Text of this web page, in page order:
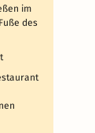
im
des